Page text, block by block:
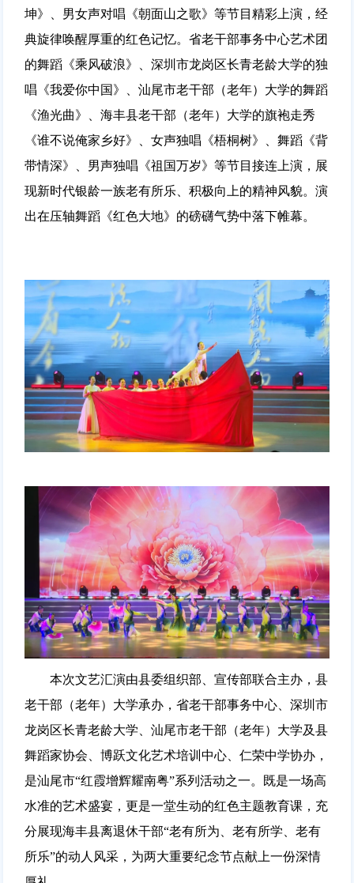
坤》、男女声对唱《朝面山之歌》等节目精彩上演，经
典旋律唤醒厚重的红色记忆。省老干部事务中心艺术团
的舞蹈《乘风破浪》、深圳市龙岗区长青老龄大学的独
唱《我爱你中国》、汕尾市老干部（老年）大学的舞蹈
《渔光曲》、海丰县老干部（老年）大学的旗袍走秀
《谁不说俺家乡好》、女声独唱《梧桐树》、舞蹈《背
带情深》、男声独唱《祖国万岁》等节目接连上演，展
现新时代银龄一族老有所乐、积极向上的精神风貌。演
出在压轴舞蹈《红色大地》的磅礴气势中落下帷幕。
本次文艺汇演由县委组织部、宣传部联合主办，县
老干部（老年）大学承办，省老干部事务中心、深圳市
龙岗区长青老龄大学、汕尾市老干部（老年）大学及县
舞蹈家协会、博跃文化艺术培训中心、仁荣中学协办，
是汕尾市“红霞增辉耀南粤”系列活动之一。既是一场高
水准的艺术盛宴，更是一堂生动的红色主题教育课，充
分展现海丰县离退休干部“老有所为、老有所学、老有
所乐”的动人风采，为两大重要纪念节点献上一份深情